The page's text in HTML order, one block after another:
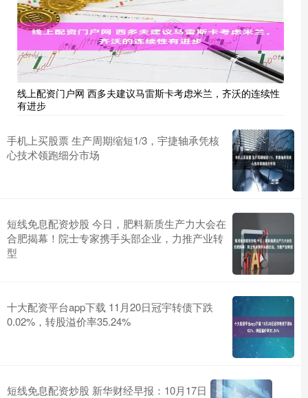
线上配资门户网 西多夫建议马雷斯卡考虑米兰，齐沃的连续性
有进步
手机上买股票 生产周期缩短1/3，宇捷轴承凭核
心技术领跑细分市场
短线免息配资炒股 今日，肥料新质生产力大会在
合肥揭幕！院士专家携手头部企业，力推产业转
型
十大配资平台app下载 11月20日冠宇转债下跌
0.02%，转股溢价率35.24%
短线免息配资炒股 新华财经早报：10月17日